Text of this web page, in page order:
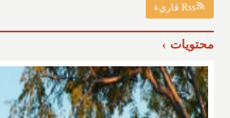
Rss قاريء
محتويات